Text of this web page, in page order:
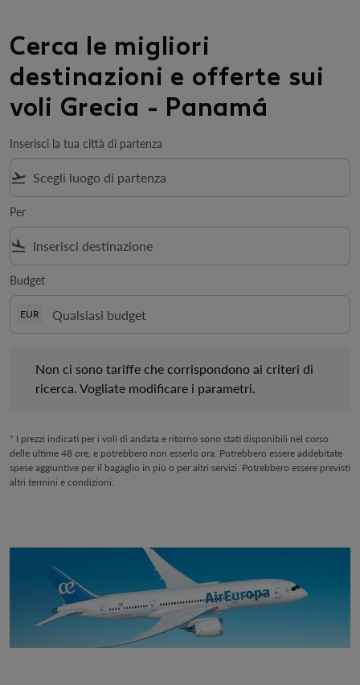
Cerca le migliori
destinazioni e offerte sui
voli Grecia - Panamá
Inserisci la tua città di partenza
flight_takeoff
Per
flight_land
Budget
EUR
Non ci sono tariffe che corrispondono ai criteri di
ricerca. Vogliate modificare i parametri.
* I prezzi indicati per i voli di andata e ritorno sono stati disponibili nel corso
delle ultime 48 ore, e potrebbero non esserlo ora. Potrebbero essere addebitate
spese aggiuntive per il bagaglio in più o per altri servizi. Potrebbero essere previsti
altri termini e condizioni.